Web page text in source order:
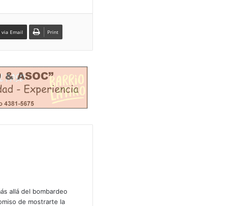
via Email Print
allá del bombardeo
de mostrarte la